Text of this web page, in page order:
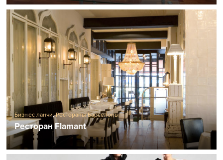
Бизнес ланчи,Рестораны Барселоны
Ресторан Flamant